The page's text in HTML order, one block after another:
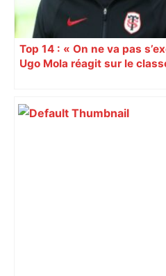
Top 14 : « On ne va pas
Ugo Mola réagit sur le